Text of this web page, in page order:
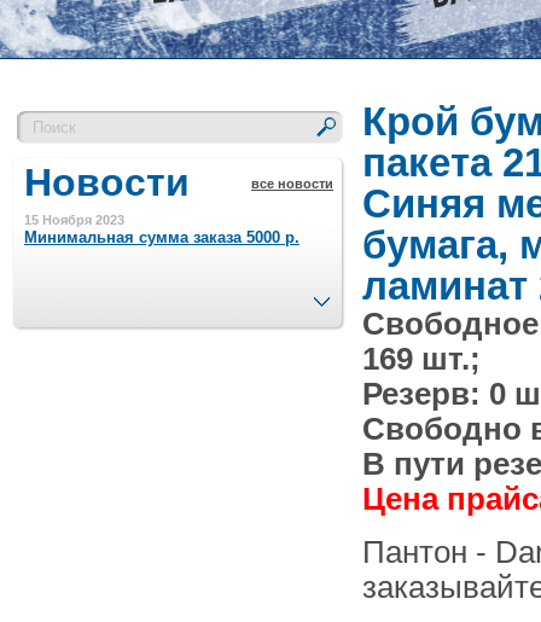
Новости все новости
15 Ноября 2023
Минимальная сумма заказа 5000 р.
Шляпные коробочки производим
След.
Крой
пакета
Синяя
бумага,
ламинат
169 шт.;
Резерв: 0
Свободно
В пути
Цена
Пантон -